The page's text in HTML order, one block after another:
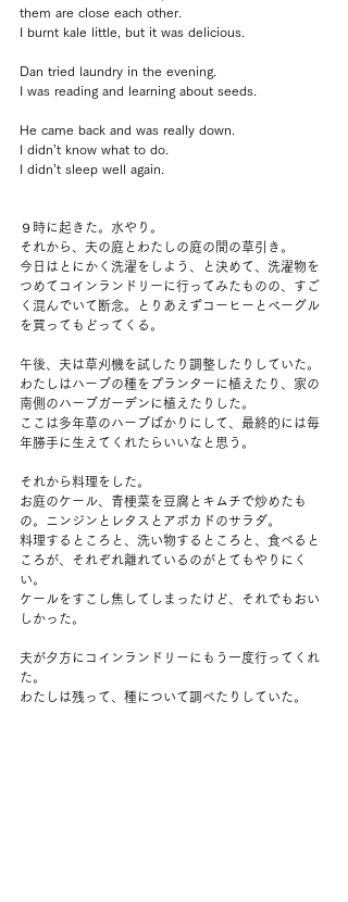
them are close each other.
I burnt kale little, but it was delicious.
Dan tried laundry in the evening.
I was reading and learning about seeds.
He came back and was really down.
I didn’t know what to do.
I didn’t sleep well again.
９時に起きた。水やり。
それから、夫の庭とわたしの庭の間の草引き。
今日はとにかく洗濯をしよう、と決めて、洗濯物を
つめてコインランドリーに行ってみたものの、すご
く混んでいて断念。とりあえずコーヒーとベーグル
を買ってもどってくる。
午後、夫は草刈機を試したり調整したりしていた。
わたしはハーブの種をプランターに植えたり、家の
南側のハーブガーデンに植えたりした。
ここは多年草のハーブばかりにして、最終的には毎
年勝手に生えてくれたらいいなと思う。
それから料理をした。
お庭のケール、青梗菜を豆腐とキムチで炒めたも
の。ニンジンとレタスとアボカドのサラダ。
料理するところと、洗い物するところと、食べると
ころが、それぞれ離れているのがとてもやりにく
い。
ケールをすこし焦してしまったけど、それでもおい
しかった。
夫が夕方にコインランドリーにもう一度行ってくれ
た。
わたしは残って、種について調べたりしていた。